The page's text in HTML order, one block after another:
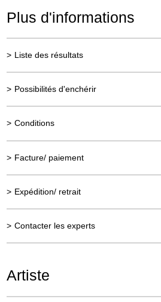
Plus d'informations
> Liste des résultats
> Possibilités d'enchérir
> Conditions
> Facture/ paiement
> Expédition/ retrait
> Contacter les experts
Artiste